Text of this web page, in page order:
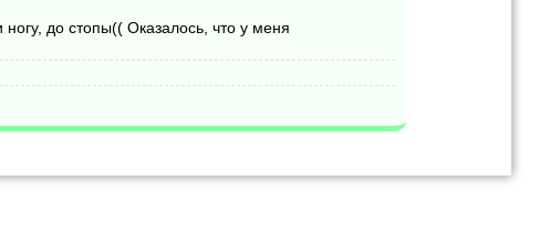
до стопы(( Оказалось, что у меня